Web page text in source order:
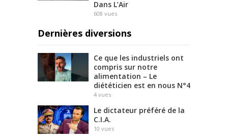
Dans L’Air
608 vues
Dernières diversions
Ce que les industriels ont
compris sur notre
alimentation – Le
diététicien est en nous N°4
4 vues
Le dictateur préféré de la
C.I.A.
10 vues